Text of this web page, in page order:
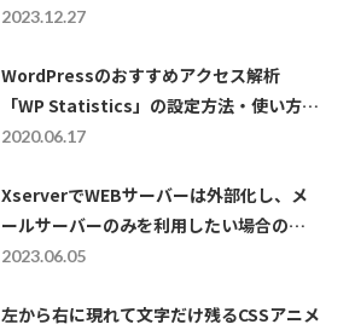
2023.12.27
WordPressのおすすめアクセス解析
「WP Statistics」の設定方法・使い方に
ついて
2020.06.17
XserverでWEBサーバーは外部化し、メ
ールサーバーのみを利用したい場合の
DNS設定
2023.06.05
左から右に現れて文字だけ残るCSSアニメ